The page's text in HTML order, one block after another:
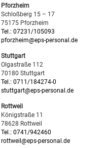
Pforzheim
Schloßberg 15 – 17
75175 Pforzheim
Tel.: 07231/105093
pforzheim@eps-personal.de
Stuttgart
Olgastraße 112
70180 Stuttgart
Tel.: 0711/184274-0
stuttgart@eps-personal.de
Rottweil
Königstraße 11
78628 Rottweil
Tel.: 0741/942460
rottweil@eps-personal.de